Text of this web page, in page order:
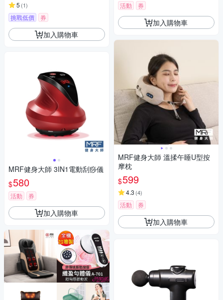
5 (1)
挑戰低價 券
加入購物車
MRF健身大師 3IN1電動刮痧儀
$580
活動 券
加入購物車
活動 券
加入購物車
MRF健身大師 溫揉午睡U型按
摩枕
$599
4.3 (4)
活動 券
加入購物車